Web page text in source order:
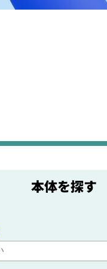
本体を探す